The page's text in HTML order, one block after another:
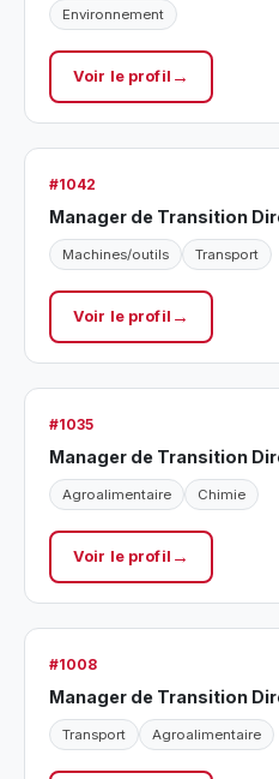
Environnement
Voir le profil
#1042
Manager de Transition
Machines/outils Transport
Voir le profil
#1035
Manager de Transition
Agroalimentaire Chimie
Voir le profil
#1008
Manager de Transition
Transport Agroalimentaire